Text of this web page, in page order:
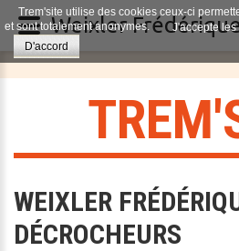
TREM'
WEIXLER
DÉCROCHEURS
Trem'site utilise des cookies ceux-ci
et sont totalement anonymes.
J'accepte
D'accord